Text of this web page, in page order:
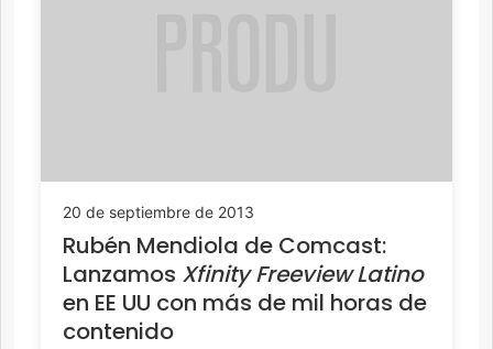
20 de septiembre de 2013
Rubén Mendiola de Comcast:
Lanzamos Xfinity Freeview Latino
en EE UU con más de mil horas de
contenido